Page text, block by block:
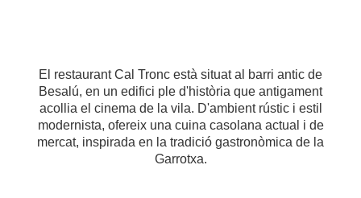
El restaurant Cal Tronc està situat al barri antic de
Besalú, en un edifici ple d'història que antigament
acollia el cinema de la vila. D'ambient rústic i estil
modernista, ofereix una cuina casolana actual i de
mercat, inspirada en la tradició gastronòmica de la
Garrotxa.